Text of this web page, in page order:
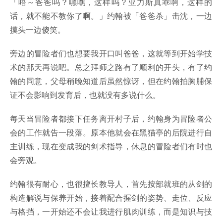
话，就不能不教你了啊。」约翰被「爸爸杀」击沈，一边
摸头一边傻笑。
旁边的冒险者们也想要我开口叫爸爸，这就等到开始学技
术的那天再说吧。总之拜师之路有了顺利的开头，有了约
翰的同意，父母稍晚知道后虽然惊讶，但在约翰拍胸脯保
证不会影响到发育后，也就没有多说什么。
每天当冒险者都接下任务离开村子后，约翰身为冒险者公
会的工作就告一段落。原本他就会在黑猫亭的后院进行自
主训练，现在变成我的剑术指导，休息的冒险者们有时也
会旁观。
约翰很有耐心，也很擅长教导人，首先按部就班的从剑的
构造解说与保养开始，接着配合握剑的姿势、走位、反应
与格挡，一开始还不会让我进行肌肉训练，而是知识与技